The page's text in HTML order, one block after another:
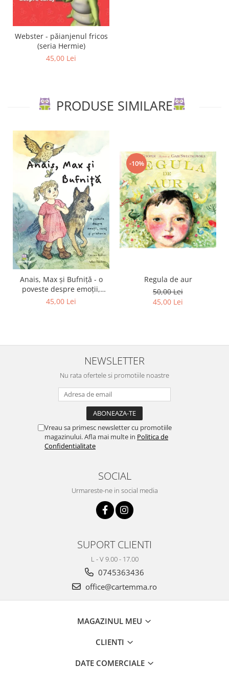
Webster - păianjenul fricos
(seria Hermie)
45,00 Lei
PRODUSE SIMILARE
Anais, Max și Bufniță - o
poveste despre emoții,
curaj și prietenie
45,00 Lei
-10%
Regula de aur
50,00 Lei
45,00 Lei
NEWSLETTER
Nu rata ofertele si promotiile noastre
Vreau sa primesc newsletter cu promotiile
magazinului. Afla mai multe in Politica de
Confidentialitate
SOCIAL
Urmareste-ne in social media
SUPORT CLIENTI
L - V 9.00 - 17.00
0745363436
office@cartemma.ro
MAGAZINUL MEU
CLIENTI
DATE COMERCIALE